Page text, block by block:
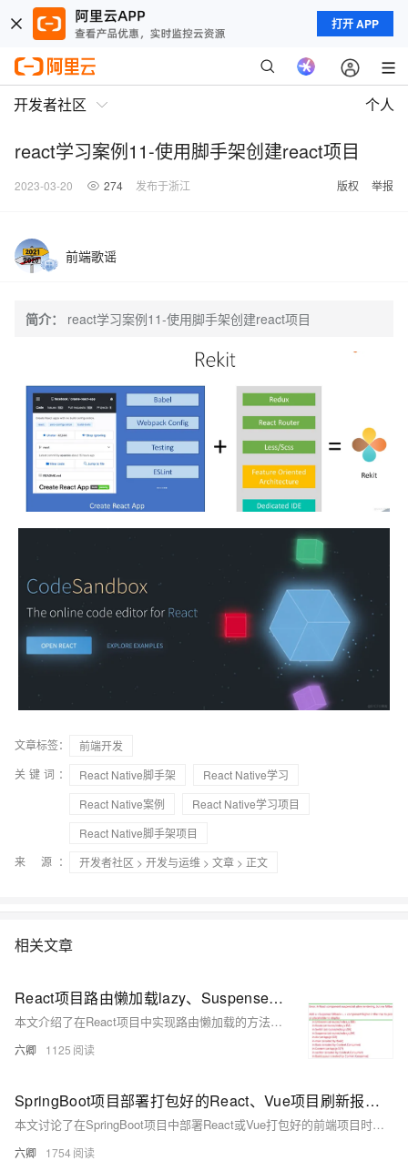
打开 APP
开发者社区 个人
react学习案例11-使用脚手架创建react项目
2023-03-20 274 发布于浙江 版权 举报
前端歌谣
简介： react学习案例11-使用脚手架创建react项目
文章标签：
前端开发
关键词：
React Native脚手架
React Native学习
React Native案例
React Native学习项目
React Native脚手架项目
来 源：
开发者社区 > 开发与运维 > 文章 > 正文
相关文章
React项目路由懒加载lazy、Suspense，使第一次打开项目页面变快
本文介绍了在React项目中实现路由懒加载的方法，使用React提供的`lazy`和`Suspense`来优化项目首次加载的速度。通过将路由组件改为懒加载的方式，可以显著减少初始包的大小，从而加快首次加载速度。文章还展示了如何使用`Suspense`组件包裹`Switch`来实现懒加载过程中的fallback效果，并提供了使用前后的加载时间对比，说明了懒加载对性能的提升作用。
六卿 1125
SpringBoot项目部署打包好的React、Vue项目刷新报错404
本文讨论了在SpringBoot项目中部署React或Vue打包好的前端项目时，刷新页面导致404错误的问题，并提供了两种解决方案：一是在SpringBoot启动类中配置错误页面重定向到index.html，二是将前端路由改为hash模式以避免刷新问题。
六卿 1754